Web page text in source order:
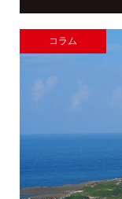
コラム